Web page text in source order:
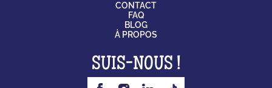
CONTACT
FAQ
BLOG
À PROPOS
SUIS-NOUS !